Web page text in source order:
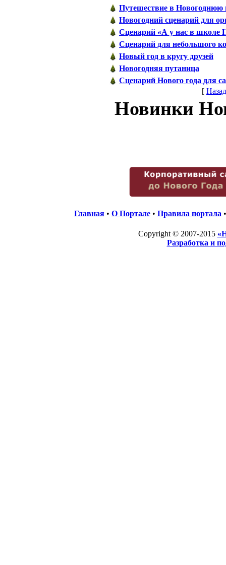
Путешествие в Hовогоднюю
Новогодний сценарий для
Сценарий «А у нас в школе
Сценарий для небольшого
Новый год в кругу друзей
Новогодняя путаница
Сценарий Нового года для
[ Назад
Новинки
Главная• О Портале• Правила портала
Copyright © 2007-2015
Разработка и